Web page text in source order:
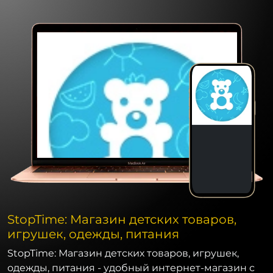
StopTime: Магазин детских товаров,
игрушек, одежды, питания
StopTime: Магазин детских товаров, игрушек,
одежды, питания - удобный интернет-магазин с